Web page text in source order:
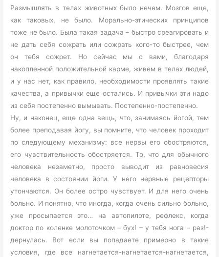
Размышлять в телах животных было нечем. Мозгов еще,
как таковых, не было. Морально-этических принципов
тоже не было. Была такая задача – быстро среагировать и
не дать себя сожрать или сожрать кого-то быстрее, чем
он тебя сожрет. Но сейчас мы с вами, благодаря
накопленной положительной карме, живем в телах людей,
и у нас нет, как правило, необходимости проявлять такие
качества, а привычки еще остались. И привычки эти надо
из себя постепенно вымывать. Постепенно-постепенно.
Ну, и наконец, еще одна вещь, что, занимаясь йогой, тем
более преподавая йогу, вы помните, что человек проходит
по следующему механизму: все нервы его обостряются,
его чувствительность обостряется. То, что для обычного
человека незаметно, просто выводит из равновесия
человека в состоянии йоги. У него нервные рецепторы
утончаются. Он более остро чувствует. И для него очень
больно. И понятно, что иногда, когда очень сильно больно,
уже просыпается это… на автопилоте, рефлекс, когда
доктор по коленке молоточком – бух! – у тебя нога – раз!-
дернулась. Вот если вы попадаете примерно в такие
условия, где все нагнетается-нагнетается-нагнетается,